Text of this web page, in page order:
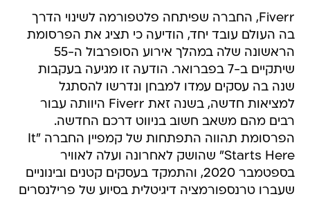
Fiverr, החברה שפיתחה פלטפורמה לשינוי הדרך
בה העולם עובד יחד, הודיעה כי תציג את הפרסומת
הראשונה שלה במהלך אירוע הסופרבול ה-55
שיתקיים ב-7 בפברואר. הודעה זו מגיעה בעקבות
שנה בה עסקים עמדו למבחן ונדרשו להסתגל
למציאות חדשה, בשנה זאת Fiverr היוותה עבור
רבים מהם משאב חשוב בניווט דרכם החדשה.
הפרסומת תהווה התפתחות של קמפיין החברה "It
Starts Here" שהושק לאחרונה ועלה לאוויר
בספטמבר 2020, והתמקד בעסקים קטנים ובינוניים
שעברו טרנספורמציה דיגיטלית בסיוע של פרילנסרים